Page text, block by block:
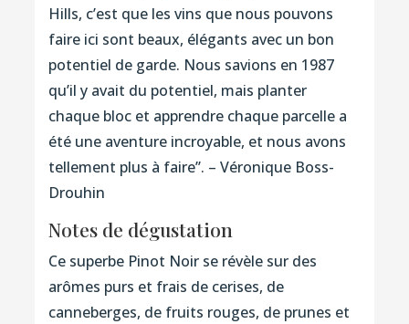
Hills, c’est que les vins que nous pouvons
faire ici sont beaux, élégants avec un bon
potentiel de garde. Nous savions en 1987
qu’il y avait du potentiel, mais planter
chaque bloc et apprendre chaque parcelle a
été une aventure incroyable, et nous avons
tellement plus à faire’’. – Véronique Boss-
Drouhin
Notes de dégustation
Ce superbe Pinot Noir se révèle sur des
arômes purs et frais de cerises, de
canneberges, de fruits rouges, de prunes et